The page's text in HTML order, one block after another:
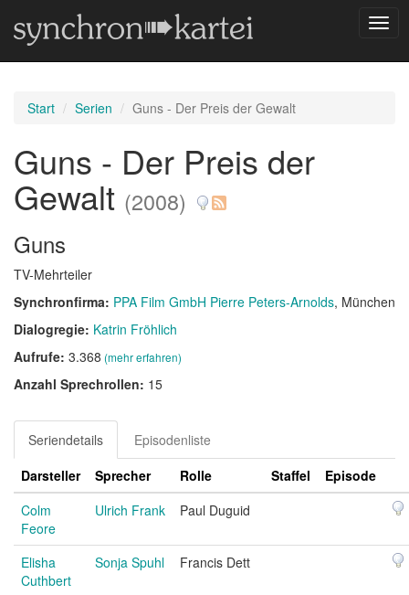
Start Serien Guns - Der Preis der Gewalt
Guns - Der Preis der
Gewalt (2008)
Guns
TV-Mehrteiler
Synchronfirma: PPA Film GmbH Pierre Peters-Arnolds, München
Dialogregie: Katrin Fröhlich
Aufrufe: 3.368 (mehr erfahren)
Anzahl Sprechrollen: 15
Seriendetails
Episodenliste
Darsteller
Sprecher Rolle Staffel
Episode
Colm
Feore
Ulrich Frank Paul Duguid
Elisha
Cuthbert
Sonja Spuhl Francis Dett